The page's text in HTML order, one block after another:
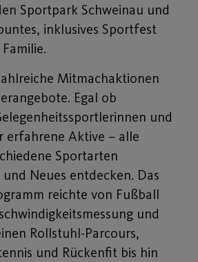
Sportpark Schweinau und
inklusives Sportfest
Mitmachaktionen
Egal ob
und
erfahrene Aktive – alle
Sportarten
Neues entdecken. Das
reichte von Fußball
und
Rollstuhl-Parcours,
und Rückenfit bis hin